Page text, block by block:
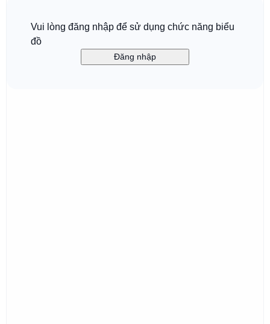
Vui lòng đăng nhập để sử dụng chức năng biểu
đồ
Đăng nhập